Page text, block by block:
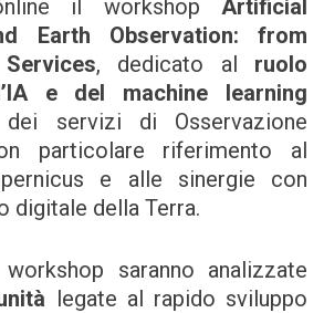
il workshop Artificial
Earth Observation: from
, dedicato al ruolo
e del machine learning
dei servizi di Osservazione
particolare riferimento al
e alle sinergie con
digitale della Terra.
saranno analizzate
legate al rapido sviluppo